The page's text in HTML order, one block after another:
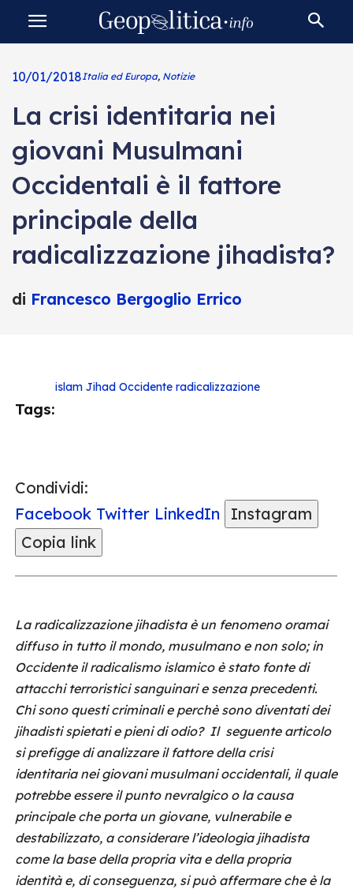
10/01/2018Italia ed Europa, Notizie
La crisi identitaria nei
giovani Musulmani
Occidentali è il fattore
principale della
radicalizzazione jihadista?
di Francesco Bergoglio Errico
Tags:
islam Jihad Occidente radicalizzazione
Condividi:
Facebook Twitter LinkedIn
Instagram
Copia link
La radicalizzazione jihadista è un fenomeno oramai
diffuso in tutto il mondo, musulmano e non solo; in
Occidente il radicalismo islamico è stato fonte di
attacchi terroristici sanguinari e senza precedenti.
Chi sono questi criminali e perchè sono diventati dei
jihadisti spietati e pieni di odio? Il seguente articolo
si prefigge di analizzare il fattore della crisi
identitaria nei giovani musulmani occidentali, il quale
potrebbe essere il punto nevralgico o la causa
principale che porta un giovane, vulnerabile e
destabilizzato, a considerare l’ideologia jihadista
come la base della propria vita e della propria
identità e, di conseguenza, si può affermare che è la